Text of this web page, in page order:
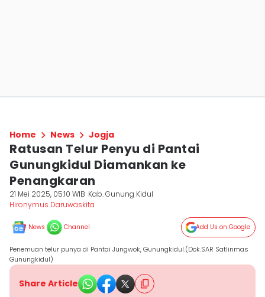
Home News Jogja
Ratusan Telur Penyu di Pantai
Gunungkidul Diamankan ke
Penangkaran
21 Mei 2025, 05:10 WIB Kab. Gunung Kidul
Hironymus Daruwaskita
News Channel Add Us on Google
Penemuan telur punya di Pantai Jungwok, Gunungkidul.(Dok.SAR Satlinmas
Gunungkidul)
Share Article